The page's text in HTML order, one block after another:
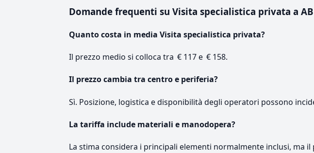
Domande frequenti su Visita specialistica privata a
Quanto costa in media Visita specialistica privata?
Il prezzo medio si colloca tra € 117 e € 158.
Il prezzo cambia tra centro e periferia?
Sì. Posizione, logistica e disponibilità degli operatori possono
La tariffa include materiali e manodopera?
La stima considera i principali elementi normalmente inclusi, ma